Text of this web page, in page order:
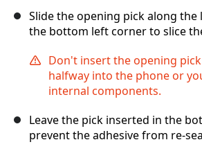
Slide the opening pick along
the bottom left corner to slice
Don't insert the opening
halfway into the phone or
internal components.
Leave the pick inserted in the
prevent the adhesive from re-